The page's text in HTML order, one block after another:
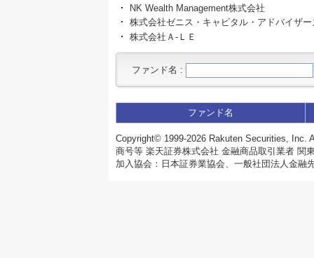
NK Wealth Management株式会社
株式会社ゼニス・キャピタル・アドバイザー
株式会社Ａ‐ＬＥ
ファンド名 :
ファンド名
Copyright© 1999-2026 Rakuten Securities, Inc.
商号等 楽天証券株式会社 金融商品取引業者 関
加入協会：日本証券業協会、一般社団法人金融